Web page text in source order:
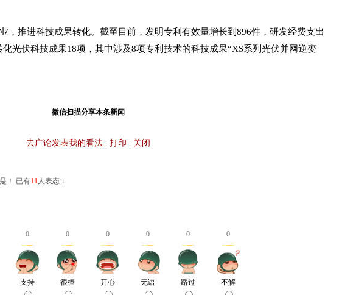
，推进科技成果转化。截至目前，发明专利有效量增长到896件，研发经费支出
光伏科技成果18项，其中涉及8项专利技术的科技成果“XS系列光伏并网逆变
微信扫描分享本条新闻
去广论发表我的看法 打印 关闭
！ 已有11人表态：
0 0 0 0 0 0
支持 很棒 开心 无语 路过 不解